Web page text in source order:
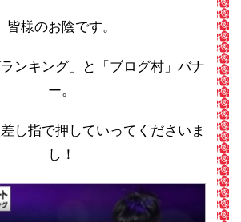
皆様のお陰です。
ランキング」と「ブログ村」バナ
ー。
し指で押していってくださいま
し！